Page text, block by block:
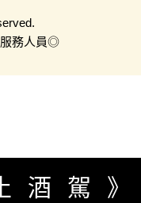
服務人員◎
酒駕》